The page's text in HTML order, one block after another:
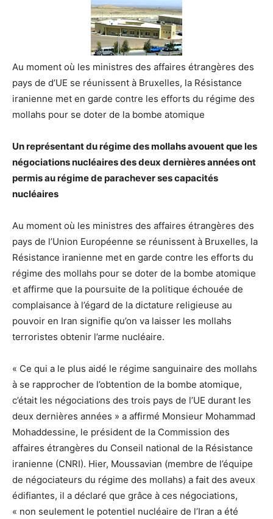
Au moment où les ministres des affaires étrangères des
pays de d’UE se réunissent à Bruxelles, la Résistance
iranienne met en garde contre les efforts du régime des
mollahs pour se doter de la bombe atomique
Un représentant du régime des mollahs avouent que les
négociations nucléaires des deux dernières années ont
permis au régime de parachever ses capacités
nucléaires
Au moment où les ministres des affaires étrangères des
pays de l’Union Européenne se réunissent à Bruxelles, la
Résistance iranienne met en garde contre les efforts du
régime des mollahs pour se doter de la bombe atomique
et affirme que la poursuite de la politique échouée de
complaisance à l’égard de la dictature religieuse au
pouvoir en Iran signifie qu’on va laisser les mollahs
terroristes obtenir l’arme nucléaire.
« Ce qui a le plus aidé le régime sanguinaire des mollahs
à se rapprocher de l’obtention de la bombe atomique,
c’était les négociations des trois pays de l’UE durant les
deux dernières années » a affirmé Monsieur Mohammad
Mohaddessine, le président de la Commission des
affaires étrangères du Conseil national de la Résistance
iranienne (CNRI). Hier, Moussavian (membre de l’équipe
de négociateurs du régime des mollahs) a fait des aveux
édifiantes, il a déclaré que grâce à ces négociations,
« non seulement le potentiel nucléaire de l’Iran a été